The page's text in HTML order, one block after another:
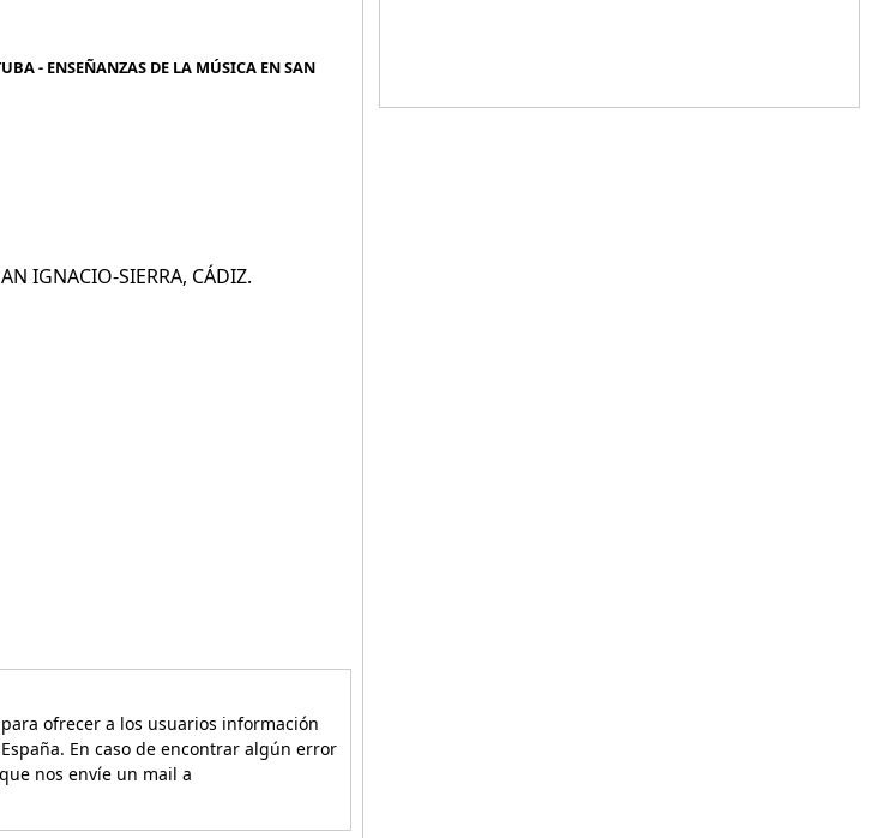
- ENSEÑANZAS DE LA MÚSICA EN SAN
IGNACIO-SIERRA, CÁDIZ.
ofrecer a los usuarios información
En caso de encontrar algún error
nos envíe un mail a